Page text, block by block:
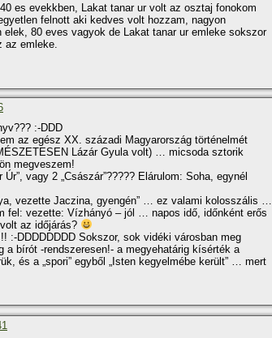
es evekkben, Lakat tanar ur volt az osztaj fonokom
felnott aki kedves volt hozzam, nagyon
80 eves vagyok de Lakat tanar ur emleke sokszor
az emleke.
:-DDD
az egész XX. századi Magyarország történelmét
Lázár Gyula volt) … micsoda sztorik
megveszem!
vagy 2 „Császár”????? Elárulom: Soha, egynél
vezette Jaczina, gyengén” … ez valami kolosszális …
fel: vezette: Ví­zhányó – jól … napos idő, időnként erős
az időjárás?
:-DDDDDDDD Sokszor, sok vidéki városban meg
bí­rót -rendszeresen!- a megyehatárig kí­sérték a
és a „spori” egyből „Isten kegyelmébe került” … mert